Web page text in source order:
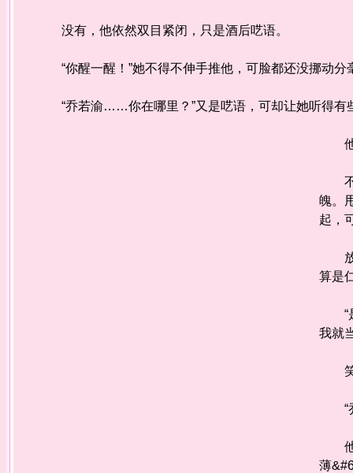
没有，他依然双目紧闭，只是酒后呓语。
“你醒一醒！”她不得不伸手推他，可脸都还没挪动分
“乔若渝……你在哪里？”又是呓语，可却让她听得有
他
不
魄。
起，
放
算是
“是
我就
笑
“乔
他
薄